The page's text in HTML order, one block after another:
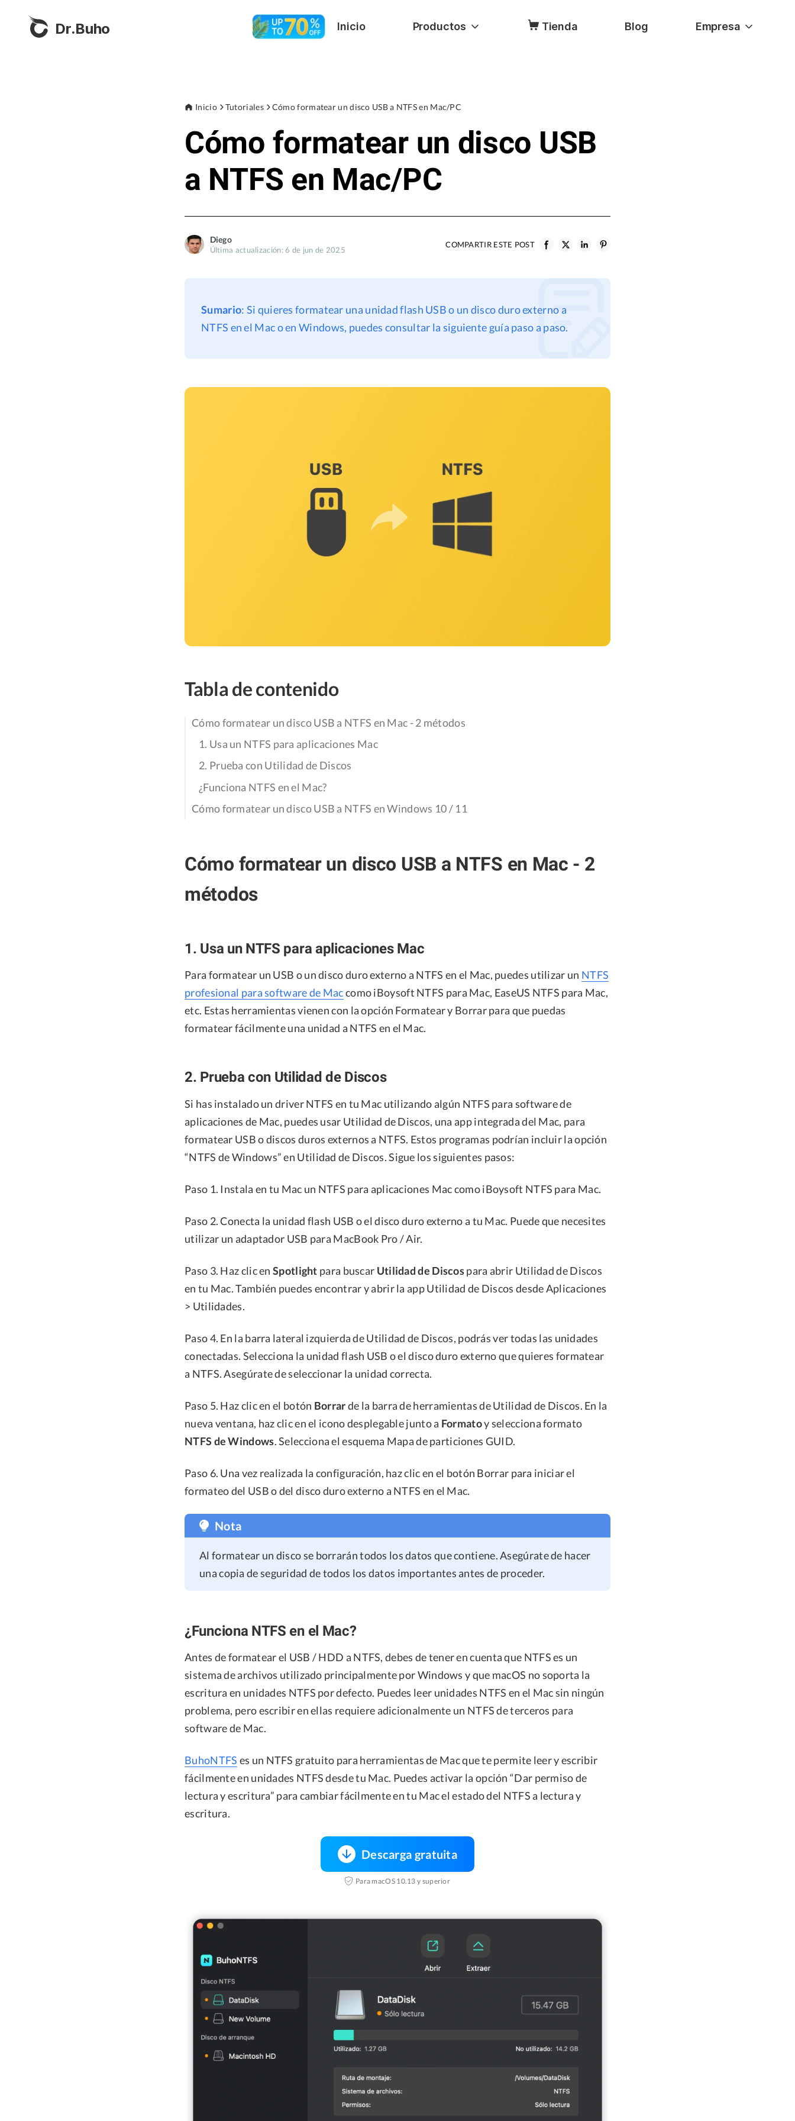
Dr.Buho Inicio Productos Tienda Blog Empresa
Inicio Tutoriales Cómo formatear un disco USB a NTFS en Mac/PC
Cómo formatear un disco USB
a NTFS en Mac/PC
Diego
Última actualización: 6 de jun de 2025
COMPARTIR ESTE POST
Sumario: Si quieres formatear una unidad flash USB o un disco duro externo a
NTFS en el Mac o en Windows, puedes consultar la siguiente guía paso a paso.
Tabla de contenido
Cómo formatear un disco USB a NTFS en Mac - 2 métodos
1. Usa un NTFS para aplicaciones Mac
2. Prueba con Utilidad de Discos
¿Funciona NTFS en el Mac?
Cómo formatear un disco USB a NTFS en Windows 10 / 11
Cómo formatear un disco USB a NTFS en Mac - 2
métodos
1. Usa un NTFS para aplicaciones Mac
Para formatear un USB o un disco duro externo a NTFS en el Mac, puedes utilizar un NTFS
profesional para software de Maccomo iBoysoft NTFS para Mac, EaseUS NTFS para Mac,
etc. Estas herramientas vienen con la opción Formatear y Borrar para que puedas
formatear fácilmente una unidad a NTFS en el Mac.
2. Prueba con Utilidad de Discos
Si has instalado un driver NTFS en tu Mac utilizando algún NTFS para software de
aplicaciones de Mac, puedes usar Utilidad de Discos, una app integrada del Mac, para
formatear USB o discos duros externos a NTFS. Estos programas podrían incluir la opción
“NTFS de Windows” en Utilidad de Discos. Sigue los siguientes pasos:
Paso 1. Instala en tu Mac un NTFS para aplicaciones Mac como iBoysoft NTFS para Mac.
Paso 2. Conecta la unidad flash USB o el disco duro externo a tu Mac. Puede que necesites
utilizar un adaptador USB para MacBook Pro / Air.
Paso 3. Haz clic en Spotlight para buscar Utilidad de Discospara abrir Utilidad de Discos
en tu Mac. También puedes encontrar y abrir la app Utilidad de Discos desde Aplicaciones
> Utilidades.
Paso 4. En la barra lateral izquierda de Utilidad de Discos, podrás ver todas las unidades
conectadas. Selecciona la unidad flash USB o el disco duro externo que quieres formatear
a NTFS. Asegúrate de seleccionar la unidad correcta.
Paso 5. Haz clic en el botón Borrarde la barra de herramientas de Utilidad de Discos. En la
nueva ventana, haz clic en el icono desplegable junto a Formatoy selecciona formato
NTFS de Windows. Selecciona el esquema Mapa de particiones GUID.
Paso 6. Una vez realizada la configuración, haz clic en el botón Borrar para iniciar el
formateo del USB o del disco duro externo a NTFS en el Mac.
Nota
Al formatear un disco se borrarán todos los datos que contiene. Asegúrate de hacer
una copia de seguridad de todos los datos importantes antes de proceder.
¿Funciona NTFS en el Mac?
Antes de formatear el USB / HDD a NTFS, debes de tener en cuenta que NTFS es un
sistema de archivos utilizado principalmente por Windows y que macOS no soporta la
escritura en unidades NTFS por defecto. Puedes leer unidades NTFS en el Mac sin ningún
problema, pero escribir en ellas requiere adicionalmente un NTFS de terceros para
software de Mac.
BuhoNTFS es un NTFS gratuito para herramientas de Mac que te permite leer y escribir
fácilmente en unidades NTFS desde tu Mac. Puedes activar la opción “Dar permiso de
lectura y escritura” para cambiar fácilmente en tu Mac el estado del NTFS a lectura y
escritura.
Descarga gratuita
Para macOS 10.13 y superior